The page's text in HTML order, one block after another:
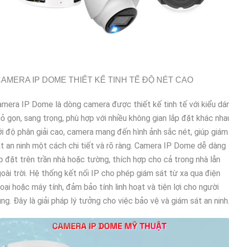
IP DOME THIẾT KẾ TINH TẾ ĐỘ NÉT CAO
IP Dome là dòng camera được thiết kế tinh tế với kiểu
gọn, sang trọng, phù hợp với nhiều không gian lắp đặt khác
độ phân giải cao, camera mang đến hình ảnh sắc nét, giúp giám
an ninh một cách chi tiết và rõ ràng. Camera IP Dome dễ dàng
đặt trên trần nhà hoặc tường, thích hợp cho cả trong nhà lẫn
trời. Hệ thống kết nối IP cho phép giám sát từ xa qua điện
hoặc máy tính, đảm bảo tính linh hoạt và tiện lợi cho người
Đây là giải pháp lý tưởng cho việc bảo vệ và giám sát an ninh.